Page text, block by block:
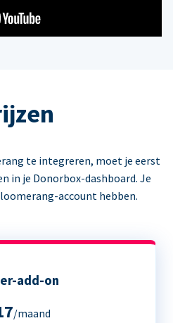
te integreren, moet je eerst
in je Donorbox-dashboard. Je
account hebben.
add-on
/maand